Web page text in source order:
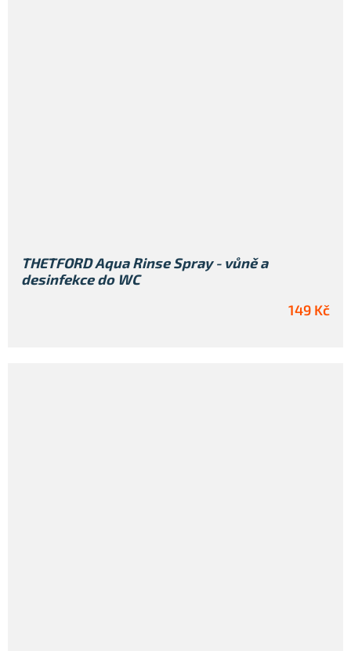
THETFORD Aqua Rinse Spray - vůně a
desinfekce do WC
149 Kč